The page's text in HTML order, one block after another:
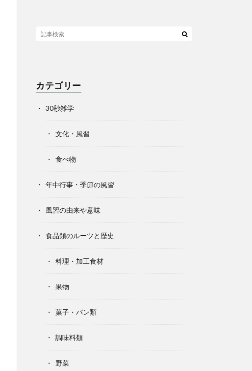
カテゴリー
30秒雑学
文化・風習
食べ物
年中行事・季節の風習
風習の由来や意味
食品類のルーツと歴史
料理・加工食材
果物
菓子・パン類
調味料類
野菜